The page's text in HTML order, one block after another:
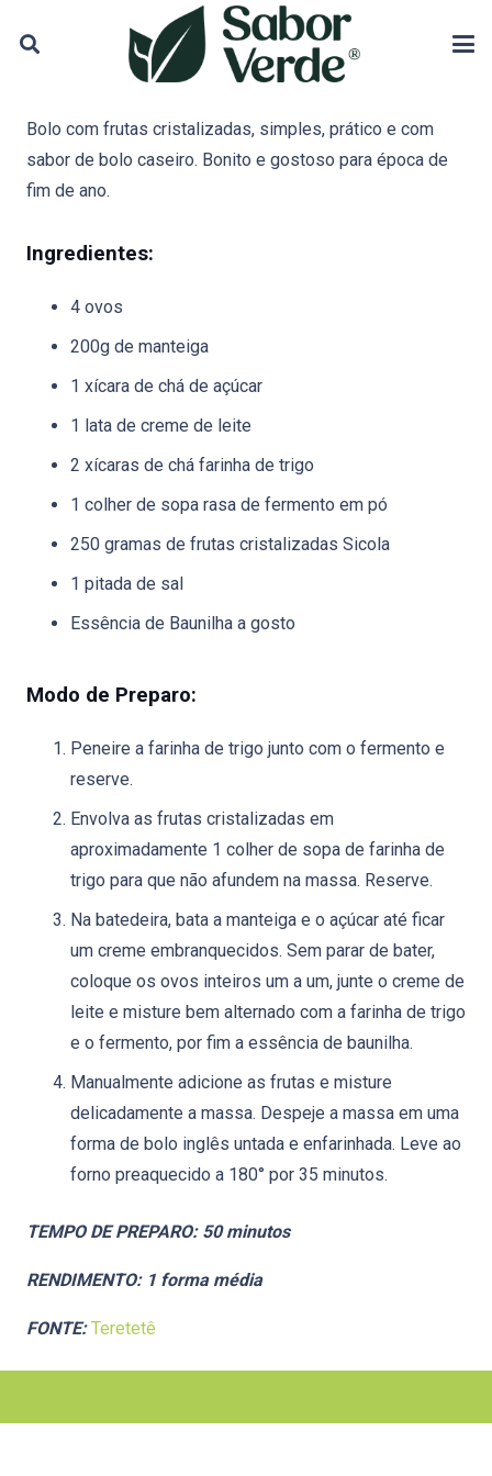
Bolo com frutas cristalizadas, simples, prático e com
sabor de bolo caseiro. Bonito e gostoso para época de
fim de ano.
Ingredientes:
4 ovos
200g de manteiga
1 xícara de chá de açúcar
1 lata de creme de leite
2 xícaras de chá farinha de trigo
1 colher de sopa rasa de fermento em pó
250 gramas de frutas cristalizadas Sicola
1 pitada de sal
Essência de Baunilha a gosto
Modo de Preparo:
Peneire a farinha de trigo junto com o fermento e
reserve.
Envolva as frutas cristalizadas em
aproximadamente 1 colher de sopa de farinha de
trigo para que não afundem na massa. Reserve.
Na batedeira, bata a manteiga e o açúcar até ficar
um creme embranquecidos. Sem parar de bater,
coloque os ovos inteiros um a um, junte o creme de
leite e misture bem alternado com a farinha de trigo
e o fermento, por fim a essência de baunilha.
Manualmente adicione as frutas e misture
delicadamente a massa. Despeje a massa em uma
forma de bolo inglês untada e enfarinhada. Leve ao
forno preaquecido a 180° por 35 minutos.
TEMPO DE PREPARO: 50 minutos
RENDIMENTO: 1 forma média
FONTE: Teretetê